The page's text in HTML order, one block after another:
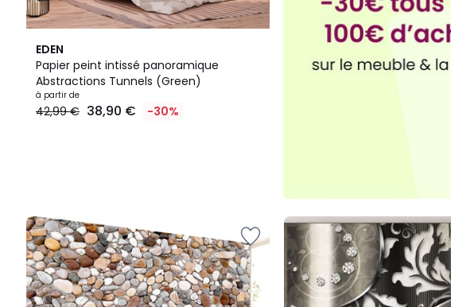
EDEN
Papier peint intissé panoramique
Abstractions Tunnels (Green)
à partir de
42,99 € 38,90 € -30%